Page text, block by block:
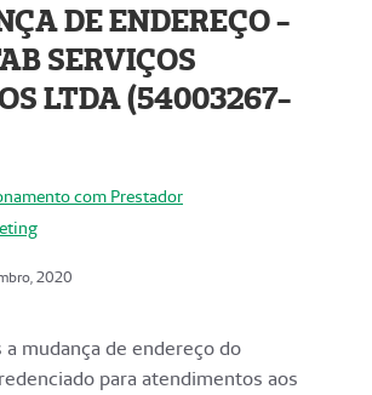
DE ENDEREÇO -
SERVIÇOS
LTDA (54003267-
com Prestador
2020
mudança de endereço do
para atendimentos aos